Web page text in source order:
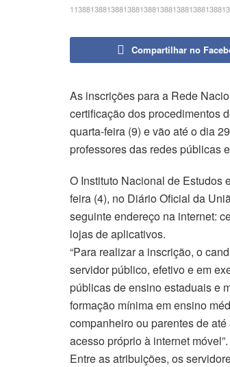
Compartilhar no
As inscrições para a Rede
certificação dos procedimentos
quarta-feira (9) e vão até o dia
professores das redes públicas
O Instituto Nacional de Estudos
feira (4), no Diário Oficial da
seguinte endereço na internet:
lojas de aplicativos.
“Para realizar a inscrição, o
servidor público, efetivo e em
públicas de ensino estaduais e
formação mínima em ensino
companheiro ou parentes de
acesso próprio à internet móvel”.
Entre as atribuições, os